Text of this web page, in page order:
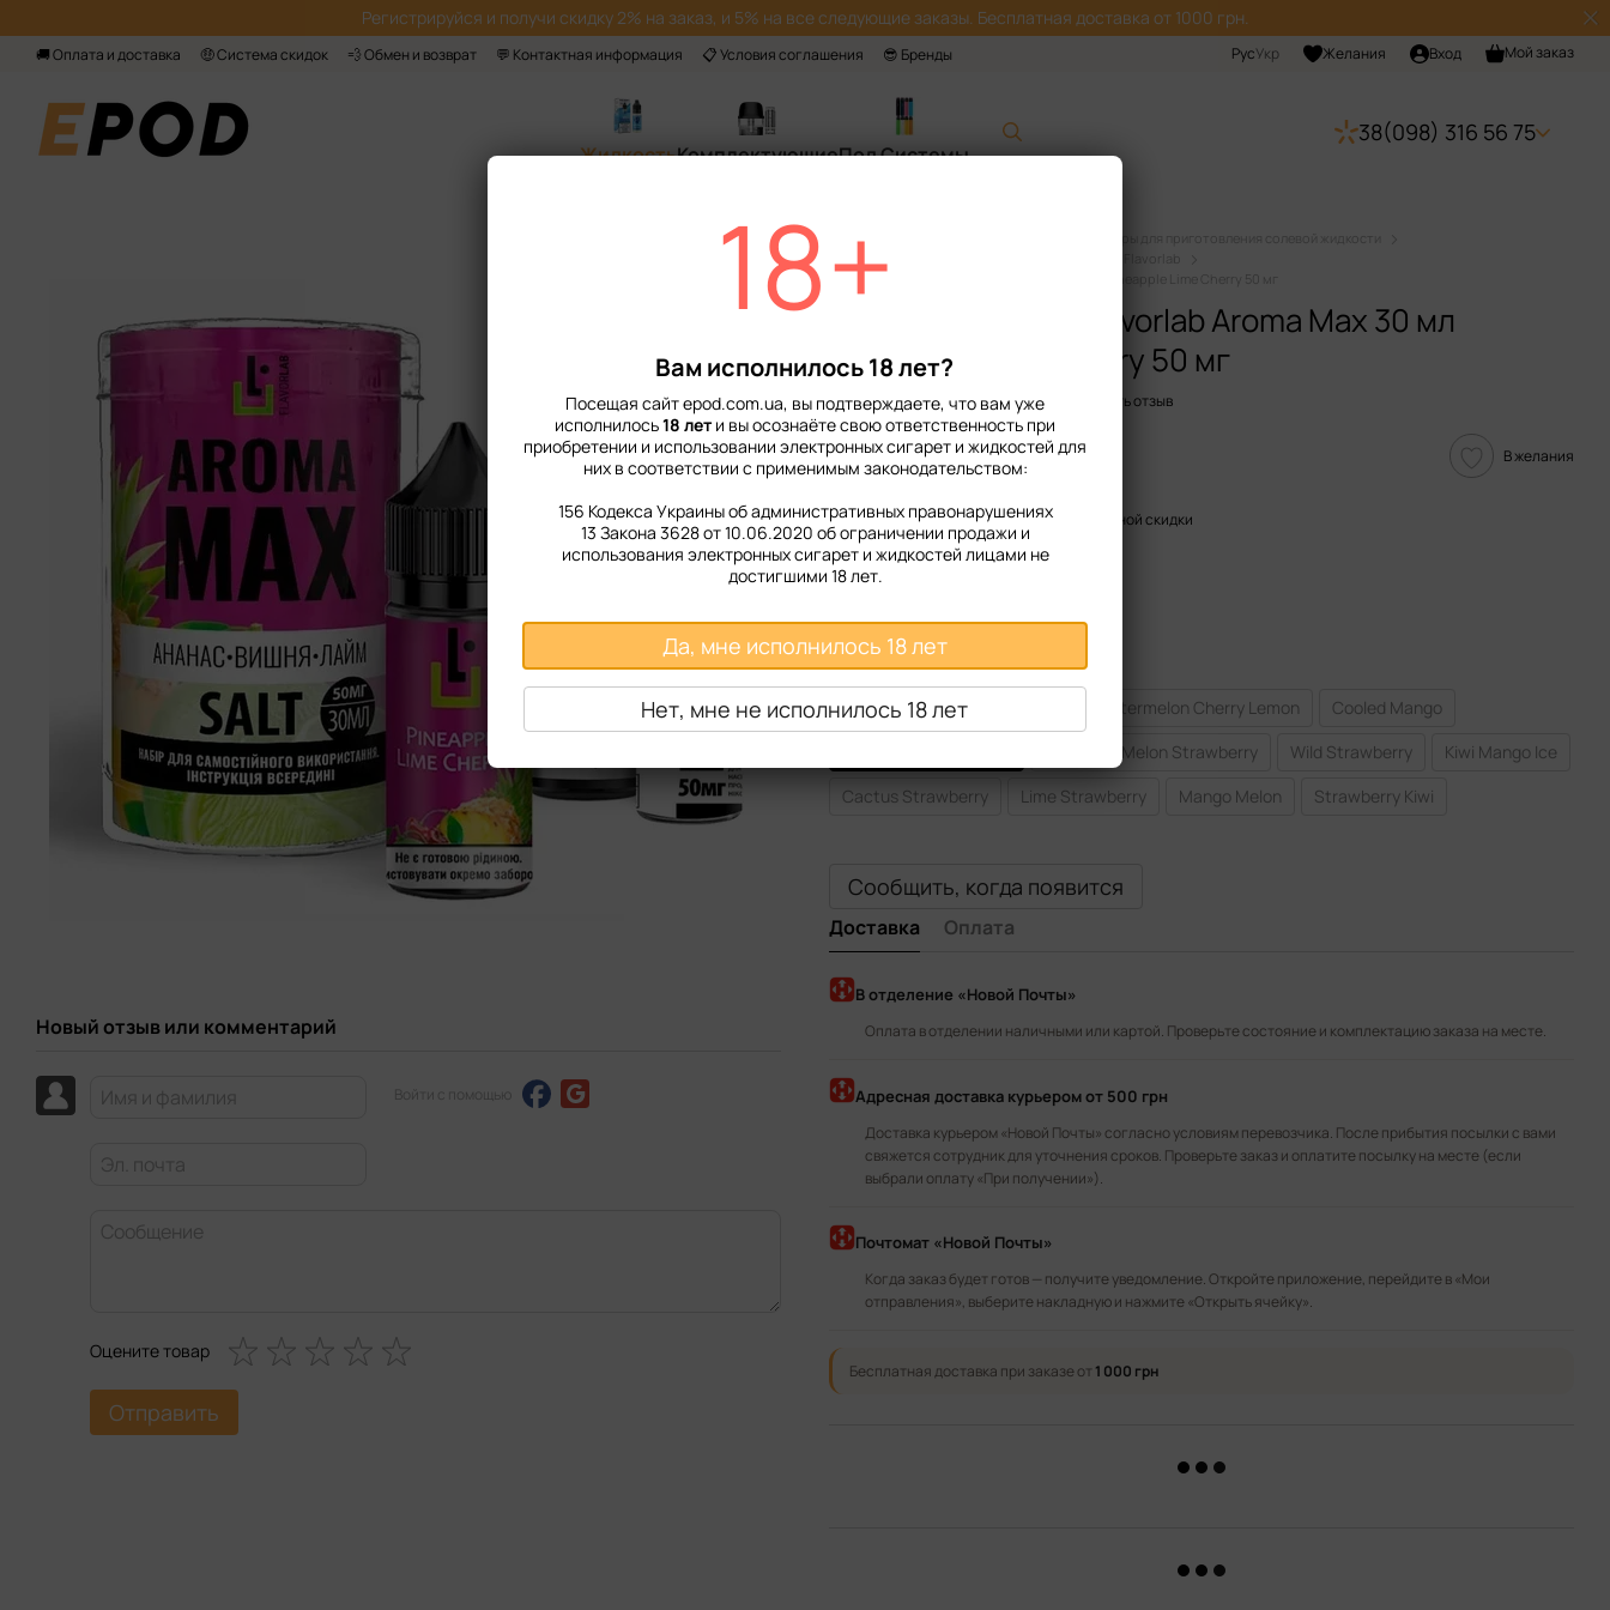
Регистрируйся‌ и получи скидку 2% на заказ, и 5% на все следующие заказы. Бесплатная доставка от 1000 грн.
🚚 Оплата и доставка 🤑 Система скидок 💨 Обмен и возврат 💬 Контактная информация 📋 Условия соглашения 😎 Бренды РусУкр Желания Вход Мой заказ
ЖидкостьКомплектующиеПод Системы
38(098) 316 56 75
Новый отзыв или комментарий
Войти с помощью
Оцените товар
Отправить
Главная
Наборы для приготовления солевой жидкости
Наборы для приготовления солевой жидкости Flavorlab
Набор Жидкости Flavorlab Aroma Max 30 мл Pineapple Lime Cherry 50 мг
Набор Жидкости Flavorlab Aroma Max 30 мл
Pineapple Lime Cherry 50 мг
Нет в наличии Артикул: 20006 Оставить отзыв
199 грн В желания
% Войти для отображения накопительной скидки
Крепость
Вкус жидкости
Captain Black Watermelon Cherry Lemon
Cooled Mango
Lime Mint Melon Strawberry Wild Strawberry
Kiwi Mango Ice
Cactus Strawberry
Lime Strawberry Mango Melon Strawberry Kiwi
Сообщить, когда появится
Доставка Оплата
В отделение «Новой Почты»
Оплата в отделении наличными или картой. Проверьте состояние и комплектацию заказа на месте.
Адресная доставка курьеромот 500 грн
Доставка курьером «Новой Почты» согласно условиям перевозчика. После прибытия посылки с вами
свяжется сотрудник для уточнения сроков. Проверьте заказ и оплатите посылку на месте (если
выбрали оплату «При получении»).
Почтомат «Новой Почты»
Когда заказ будет готов — получите уведомление. Откройте приложение, перейдите в «Мои
отправления», выберите накладную и нажмите «Открыть ячейку».
Бесплатная доставка при заказе от 1 000 грн
18+
Вам исполнилось 18 лет?
Посещая сайт epod.com.ua, вы подтверждаете, что вам уже
исполнилось18 лет и вы осознаёте свою ответственность при
приобретении и использовании электронных сигарет и жидкостей для
них в соответствии с применимым законодательством:
156 Кодекса Украины об административных правонарушениях
13 Закона 3628 от 10.06.2020 об ограничении продажи и
использования электронных сигарет и жидкостей лицами не
достигшими 18 лет.
Да, мне исполнилось 18 лет
Нет, мне не исполнилось 18 лет